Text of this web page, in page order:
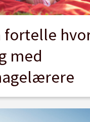
fortelle
med